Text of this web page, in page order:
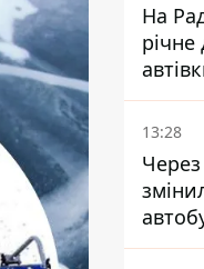
На
13:28